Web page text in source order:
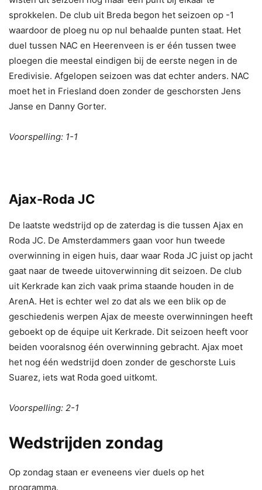
sprokkelen. De club uit Breda begon het seizoen op -1
waardoor de ploeg nu op nul behaalde punten staat. Het
duel tussen NAC en Heerenveen is er één tussen twee
ploegen die meestal eindigen bij de eerste negen in de
Eredivisie. Afgelopen seizoen was dat echter anders. NAC
moet het in Friesland doen zonder de geschorsten Jens
Janse en Danny Gorter.
Voorspelling: 1-1
Ajax-Roda JC
De laatste wedstrijd op de zaterdag is die tussen Ajax en
Roda JC. De Amsterdammers gaan voor hun tweede
overwinning in eigen huis, daar waar Roda JC juist op jacht
gaat naar de tweede uitoverwinning dit seizoen. De club
uit Kerkrade kan zich vaak prima staande houden in de
ArenA. Het is echter wel zo dat als we een blik op de
geschiedenis werpen Ajax de meeste overwinningen heeft
geboekt op de équipe uit Kerkrade. Dit seizoen heeft voor
beiden vooralsnog één overwinning gebracht. Ajax moet
het nog één wedstrijd doen zonder de geschorste Luis
Suarez, iets wat Roda goed uitkomt.
Voorspelling: 2-1
Wedstrijden zondag
Op zondag staan er eveneens vier duels op het
programma.